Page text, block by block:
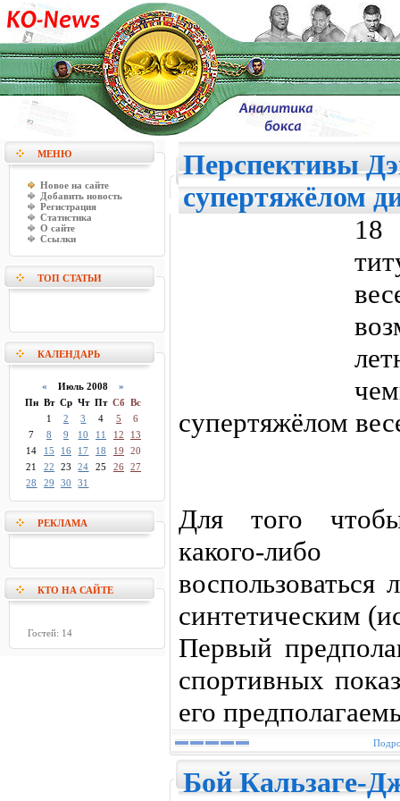
МЕНЮ
Новое на сайте
Добавить новость
Регистрация
Статистика
О сайте
Ссылки
ТОП СТАТЬИ
КАЛЕНДАРЬ
« Июль 2008 »
Пн Вт Ср Чт Пт Сб Вс
1
2 3 4 5
6
7
8 9 10 11 12
13
14
15 16 17 18 19
20
21
22 23 24 25 26 27
28
29 30 31
РЕКЛАМА
КТО НА САЙТЕ
Гостей: 14
Перспективы
супертяжёлом
18
супертяжёлом
Для того
какого-
синтетическим
Первый
спортивных
его
Бой Кальзаге-